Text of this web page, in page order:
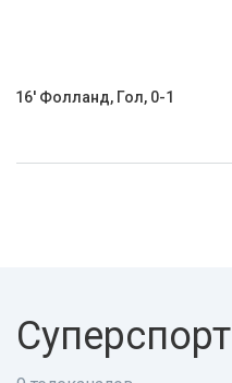
16' Фолланд, Гол, 0-1
Суперспорт